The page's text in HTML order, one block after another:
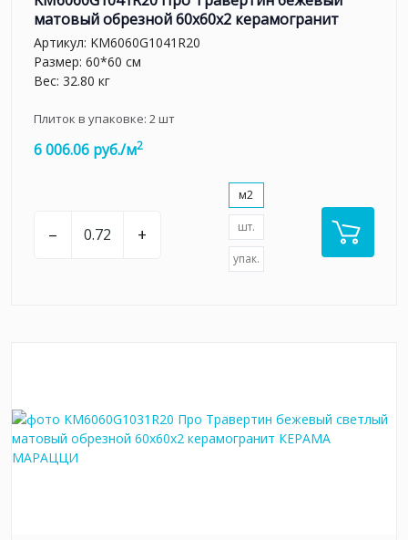
матовый обрезной 60x60x2 керамогранит
Артикул: KM6060G1041R20
Размер: 60*60 см
Вес: 32.80 кг
Плиток в упаковке: 2шт
6 006.06 руб./м2
– +
м2
шт.
упак.